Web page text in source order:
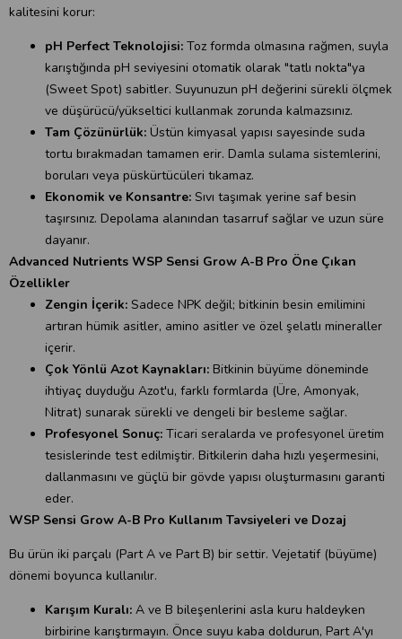
kalitesini korur:
pH Perfect Teknolojisi: Toz formda olmasına rağmen, suyla
karıştığında pH seviyesini otomatik olarak "tatlı nokta"ya
(Sweet Spot) sabitler. Suyunuzun pH değerini sürekli ölçmek
ve düşürücü/yükseltici kullanmak zorunda kalmazsınız.
Tam Çözünürlük: Üstün kimyasal yapısı sayesinde suda
tortu bırakmadan tamamen erir. Damla sulama sistemlerini,
boruları veya püskürtücüleri tıkamaz.
Ekonomik ve Konsantre: Sıvı taşımak yerine saf besin
taşırsınız. Depolama alanından tasarruf sağlar ve uzun süre
dayanır.
Advanced Nutrients WSP Sensi Grow A-B Pro Öne Çıkan
Özellikler
Zengin İçerik: Sadece NPK değil; bitkinin besin emilimini
artıran hümik asitler, amino asitler ve özel şelatlı mineraller
içerir.
Çok Yönlü Azot Kaynakları: Bitkinin büyüme döneminde
ihtiyaç duyduğu Azot'u, farklı formlarda (Üre, Amonyak,
Nitrat) sunarak sürekli ve dengeli bir besleme sağlar.
Profesyonel Sonuç: Ticari seralarda ve profesyonel üretim
tesislerinde test edilmiştir. Bitkilerin daha hızlı yeşermesini,
dallanmasını ve güçlü bir gövde yapısı oluşturmasını garanti
eder.
WSP Sensi Grow A-B Pro Kullanım Tavsiyeleri ve Dozaj
Bu ürün iki parçalı (Part A ve Part B) bir settir. Vejetatif (büyüme)
dönemi boyunca kullanılır.
Karışım Kuralı: A ve B bileşenlerini asla kuru haldeyken
birbirine karıştırmayın. Önce suyu kaba doldurun, Part A'yı